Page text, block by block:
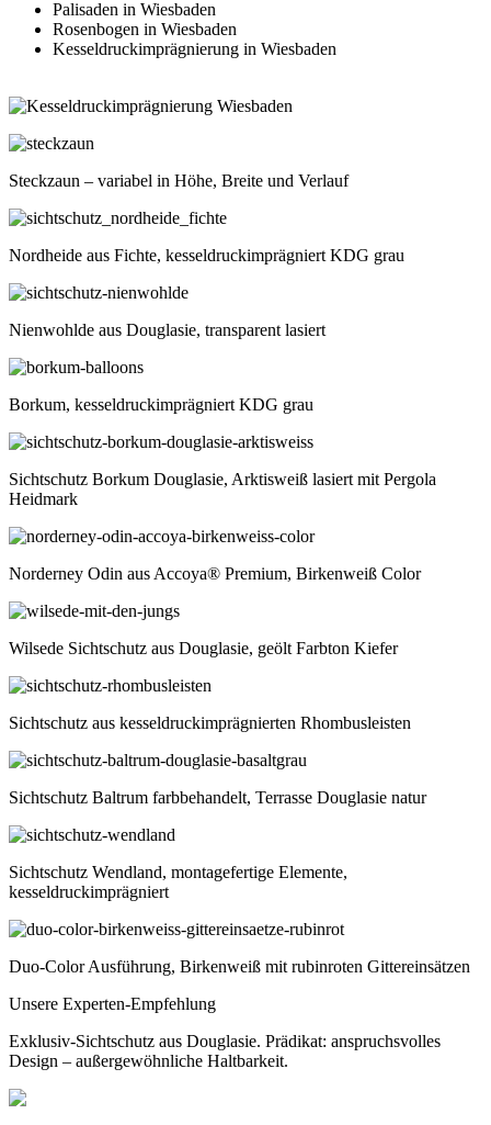
Palisaden in Wiesbaden
Rosenbogen in Wiesbaden
Kesseldruckimprägnierung in Wiesbaden
Steckzaun – variabel in Höhe, Breite und Verlauf
Nordheide aus Fichte, kesseldruckimprägniert KDG grau
Nienwohlde aus Douglasie, transparent lasiert
Borkum, kesseldruckimprägniert KDG grau
Sichtschutz Borkum Douglasie, Arktisweiß lasiert mit Pergola
Heidmark
Norderney Odin aus Accoya® Premium, Birkenweiß Color
Wilsede Sichtschutz aus Douglasie, geölt Farbton Kiefer
Sichtschutz aus kesseldruckimprägnierten Rhombusleisten
Sichtschutz Baltrum farbbehandelt, Terrasse Douglasie natur
Sichtschutz Wendland, montagefertige Elemente,
kesseldruckimprägniert
Duo-Color Ausführung, Birkenweiß mit rubinroten Gittereinsätzen
Unsere Experten-Empfehlung
Exklusiv-Sichtschutz aus Douglasie. Prädikat: anspruchsvolles
Design – außergewöhnliche Haltbarkeit.